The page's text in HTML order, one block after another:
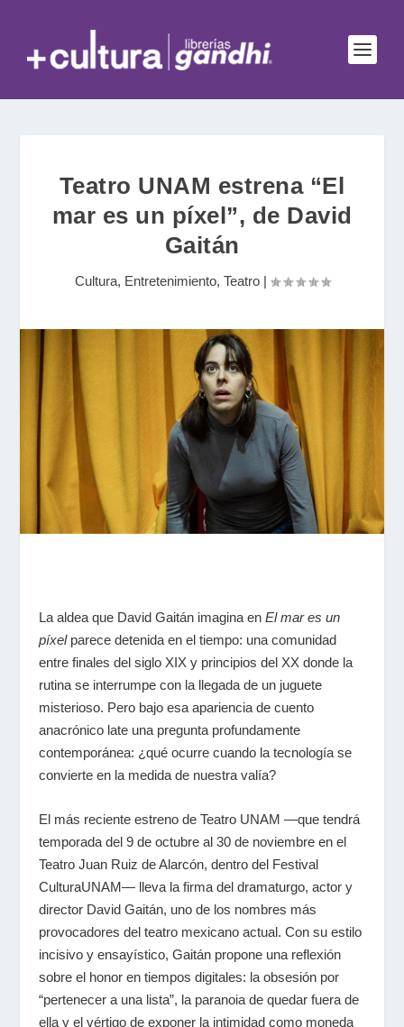
Teatro UNAM estrena “El
mar es un píxel”, de David
Gaitán
Cultura, Entretenimiento, Teatro|
La aldea que David Gaitán imagina en El mar es un
píxelparece detenida en el tiempo: una comunidad
entre finales del siglo XIX y principios del XX donde la
rutina se interrumpe con la llegada de un juguete
misterioso. Pero bajo esa apariencia de cuento
anacrónico late una pregunta profundamente
contemporánea: ¿qué ocurre cuando la tecnología se
convierte en la medida de nuestra valía?
El más reciente estreno de Teatro UNAM —que tendrá
temporada del 9 de octubre al 30 de noviembre en el
Teatro Juan Ruiz de Alarcón, dentro del Festival
CulturaUNAM— lleva la firma del dramaturgo, actor y
director David Gaitán, uno de los nombres más
provocadores del teatro mexicano actual. Con su estilo
incisivo y ensayístico, Gaitán propone una reflexión
sobre el honor en tiempos digitales: la obsesión por
“pertenecer a una lista”, la paranoia de quedar fuera de
ella y el vértigo de exponer la intimidad como moneda